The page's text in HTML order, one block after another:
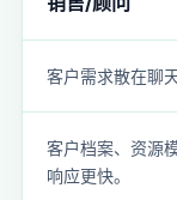
客户需求散在聊
客户档案、资源
响应更快。